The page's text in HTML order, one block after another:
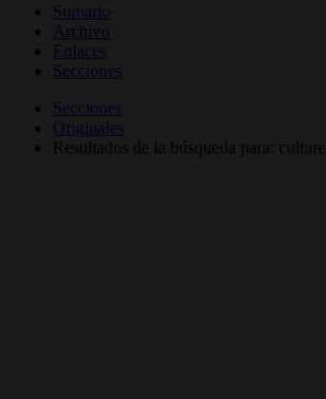
Sumario
Archivo
Enlaces
Secciones
Secciones
Originales
Resultados de la búsqueda para: culture